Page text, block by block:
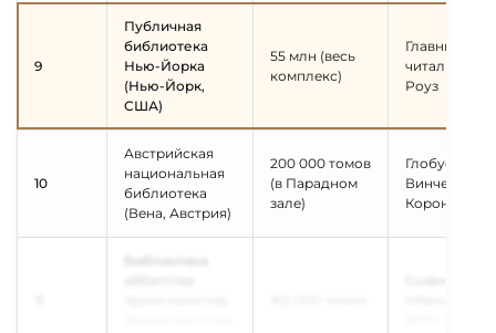
9
Публичная
библиотека
Нью-Йорка
(Нью-Йорк,
США)
55 млн (весь
комплекс)
Главный
читальный
Роуз
10
Австрийская
национальная
библиотека
(Вена, Австрия)
200 000 томов
(в Парадном
зале)
Глобусы
Винченцо
Коронелли
Библиотека